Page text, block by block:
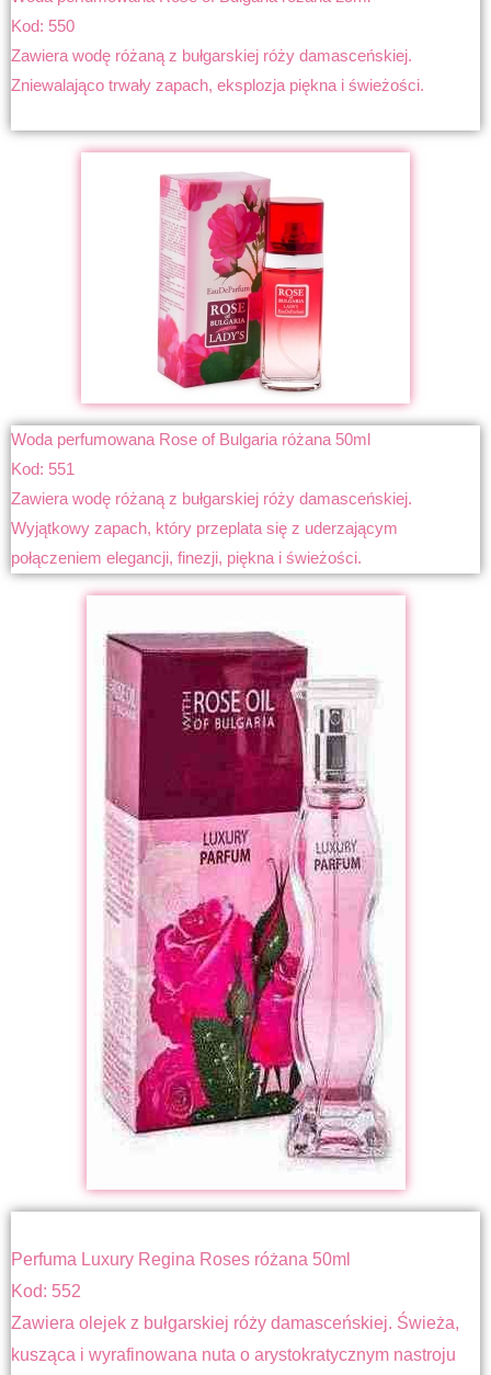
Kod: 550
Zawiera wodę różaną z bułgarskiej róży damasceńskiej.
Zniewalająco trwały zapach, eksplozja piękna i świeżości.
Woda perfumowana Rose of Bulgaria różana 50ml
Kod: 551
Zawiera wodę różaną z bułgarskiej róży damasceńskiej.
Wyjątkowy zapach, który przeplata się z uderzającym
połączeniem elegancji, finezji, piękna i świeżości.
Perfuma Luxury Regina Roses różana 50ml
Kod: 552
Zawiera olejek z bułgarskiej róży damasceńskiej. Świeża,
kusząca i wyrafinowana nuta o arystokratycznym nastroju